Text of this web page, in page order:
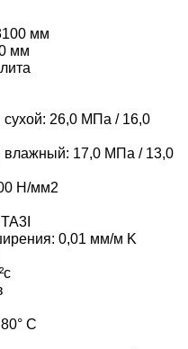
мм
мм
сухой: 26,0 МПа / 16,0
влажный: 17,0 МПа / 13,0
Н/мм2
0,01 мм/м K
C